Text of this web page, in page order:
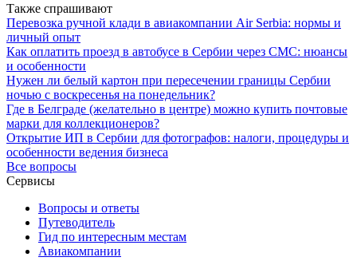
Также спрашивают
Перевозка ручной клади в авиакомпании Air Serbia: нормы и
личный опыт
Как оплатить проезд в автобусе в Сербии через СМС: нюансы
и особенности
Нужен ли белый картон при пересечении границы Сербии
ночью с воскресенья на понедельник?
Где в Белграде (желательно в центре) можно купить почтовые
марки для коллекционеров?
Открытие ИП в Сербии для фотографов: налоги, процедуры и
особенности ведения бизнеса
Все вопросы
Сервисы
Вопросы и ответы
Путеводитель
Гид по интересным местам
Авиакомпании